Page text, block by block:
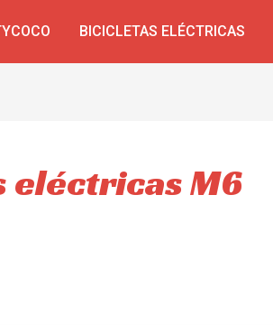
BICICLETAS ELÉCTRICAS
eléctricas M6